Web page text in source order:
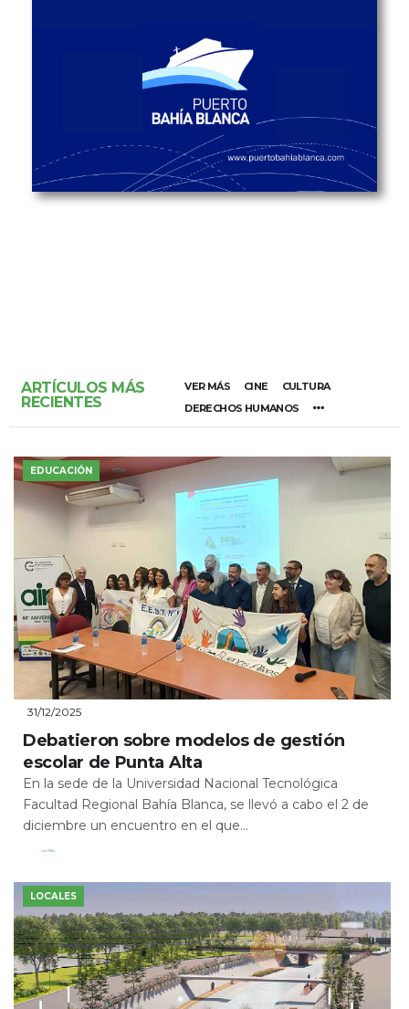
ARTÍCULOS MÁS
RECIENTES
VER MÁS CINE
CULTURA
DERECHOS HUMANOS
EDUCACIÓN
31/12/2025
Debatieron sobre modelos de gestión
escolar de Punta Alta
En la sede de la Universidad Nacional Tecnológica
Facultad Regional Bahía Blanca, se llevó a cabo el 2 de
diciembre un encuentro en el que...
Leer Más
LOCALES